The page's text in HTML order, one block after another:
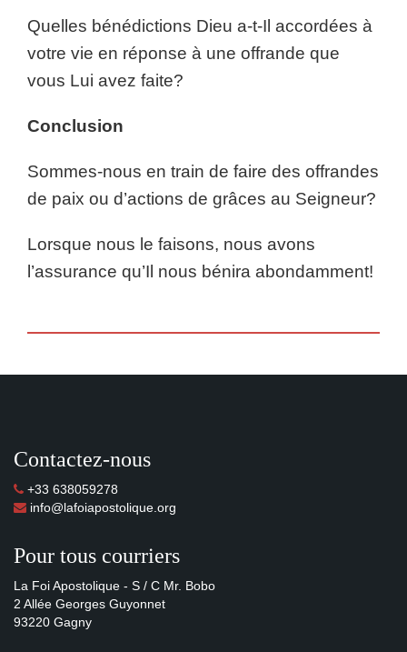
Quelles bénédictions Dieu a-t-Il accordées à
votre vie en réponse à une offrande que
vous Lui avez faite?
Conclusion
Sommes-nous en train de faire des offrandes
de paix ou d’actions de grâces au Seigneur?
Lorsque nous le faisons, nous avons
l’assurance qu’Il nous bénira abondamment!
Contactez-nous
+33 638059278
info@lafoiapostolique.org
Pour tous courriers
La Foi Apostolique - S / C Mr. Bobo
2 Allée Georges Guyonnet
93220 Gagny